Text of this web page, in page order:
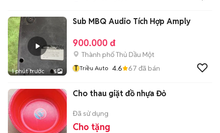
1 phút trước 5
Sub MBQ Audio Tích Hợp Amply
900.000 đ
Thành phố Thủ Dầu Một
T Triều Auto 4.6 67 đã bán
Cho thau giặt đồ nhựa Đỏ
Đã sử dụng
Cho tặng